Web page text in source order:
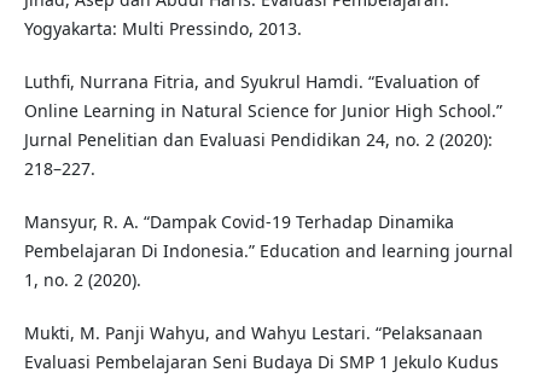
Yogyakarta: Multi Pressindo, 2013.
Luthfi, Nurrana Fitria, and Syukrul Hamdi. “Evaluation of
Online Learning in Natural Science for Junior High School.”
Jurnal Penelitian dan Evaluasi Pendidikan 24, no. 2 (2020):
218–227.
Mansyur, R. A. “Dampak Covid-19 Terhadap Dinamika
Pembelajaran Di Indonesia.” Education and learning journal
1, no. 2 (2020).
Mukti, M. Panji Wahyu, and Wahyu Lestari. “Pelaksanaan
Evaluasi Pembelajaran Seni Budaya Di SMP 1 Jekulo Kudus